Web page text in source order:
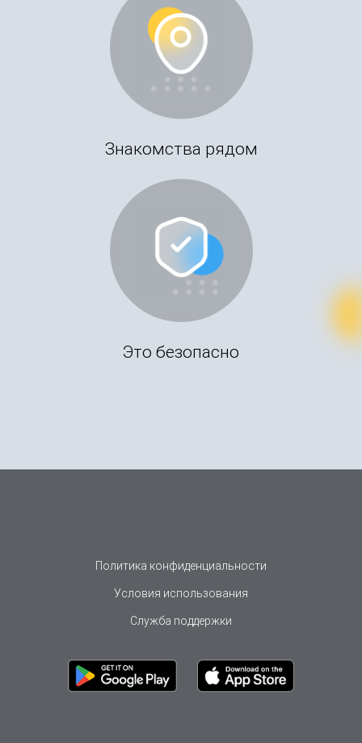
Знакомства рядом
Это безопасно
Политика конфиденциальности
Условия использования
Служба поддержки